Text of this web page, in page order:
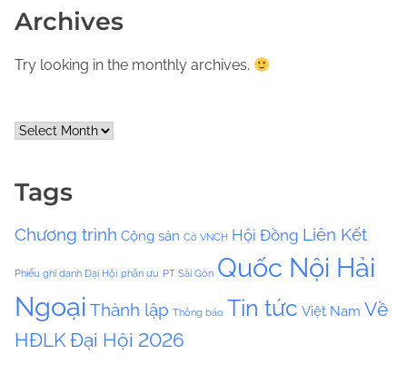
Archives
Try looking in the monthly archives.
A
v
s
Tags
Chương trình Cộng sản Cờ VNCH Hội Đồng Liên Kết
Phiếu ghi danh Dại Hội phân ưu PT Sài Gòn Quốc Nội Hải
Ngoại Thành lập Thông báo Tin tức Việt Nam Về
HĐLKĐại Hội 2026